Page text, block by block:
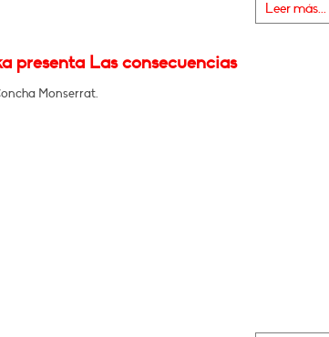
Leer más...
presenta Las consecuencias
Monserrat.